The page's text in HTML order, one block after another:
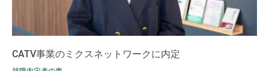
CATV事業のミクスネットワークに内定